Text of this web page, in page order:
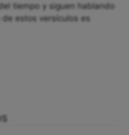
tiempo y siguen hablando
estos versículos es